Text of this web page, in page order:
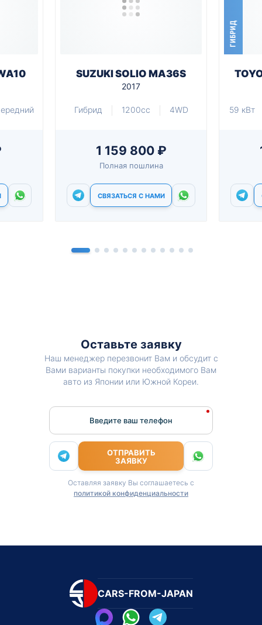
SUZUKI SOLIO MA36S
2017
Гибрид 1200cc 4WD
1 159 800 ₽
Полная пошлина
СВЯЗАТЬСЯ С НАМИ
ГИБРИД
59 кВт
Оставьте заявку
Наш менеджер перезвонит Вам и обсудит с
Вами варианты покупки необходимого Вам
авто из Японии или Южной Кореи.
Введите ваш телефон
ОТПРАВИТЬ
ЗАЯВКУ
Оставляя заявку Вы соглашаетесь с
политикой конфиденциальности
CARS-FROM-JAPAN